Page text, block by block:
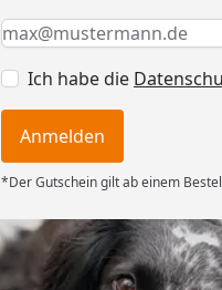
Keine Eingabe erforderlich
Eingabe erforderlich
E-Mail *
Ich habe die
Anmelden
*Der Gutschein gilt ab einem